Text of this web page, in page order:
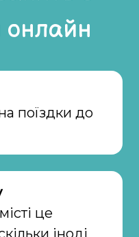
онлайн
поїздки до
це